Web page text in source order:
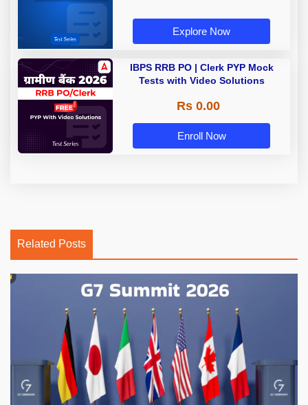
Explore Now
IBPS RRB PO | Clerk PYP Mock
Tests with Video Solutions
Rs 0.00
Enroll Now
Related Posts